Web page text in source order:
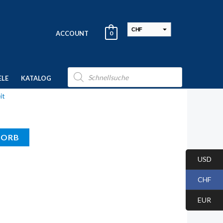
ACCOUNT 0
CHF
KATALOG
Products
search
USD
CHF
EUR